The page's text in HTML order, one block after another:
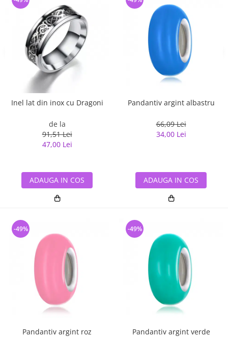
Inel lat din inox cu Dragoni
de la
91,51 Lei
47,00 Lei
ADAUGA IN COS
Pandantiv argint albastru
66,09 Lei
34,00 Lei
ADAUGA IN COS
Pandantiv argint roz
-49%
Pandantiv argint verde
-49%